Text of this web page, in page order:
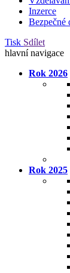
Inzerce
Bezpečné
Tisk Sdílet
hlavní navigace
Rok 2026
Rok 2025